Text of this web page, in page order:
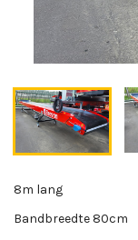
8m lang
Bandbreedte 80cm